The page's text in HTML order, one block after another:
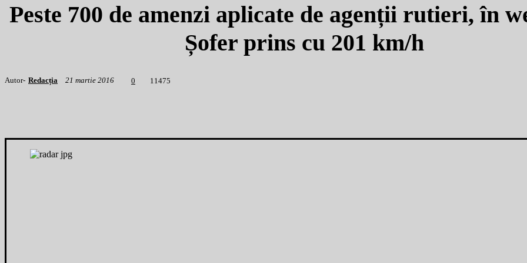
Peste 700 de amenzi aplicate de agenții rutieri, în
Șofer prins cu 201 km/h
Autor- Redacția 21 martie 2016 0 1 1475